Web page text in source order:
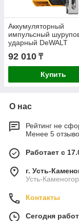
Аккумуляторный
импульсный
ударный DeWALT
DCF840N-XJ
92 010 ₸
Купить
О нас
Рейтинг не
Менее 5
Работает с
г. Усть-
Усть-
Контакты
Сегодня